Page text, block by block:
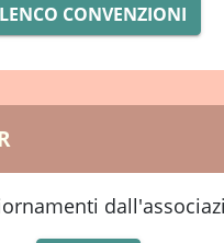
CONVENZIONI